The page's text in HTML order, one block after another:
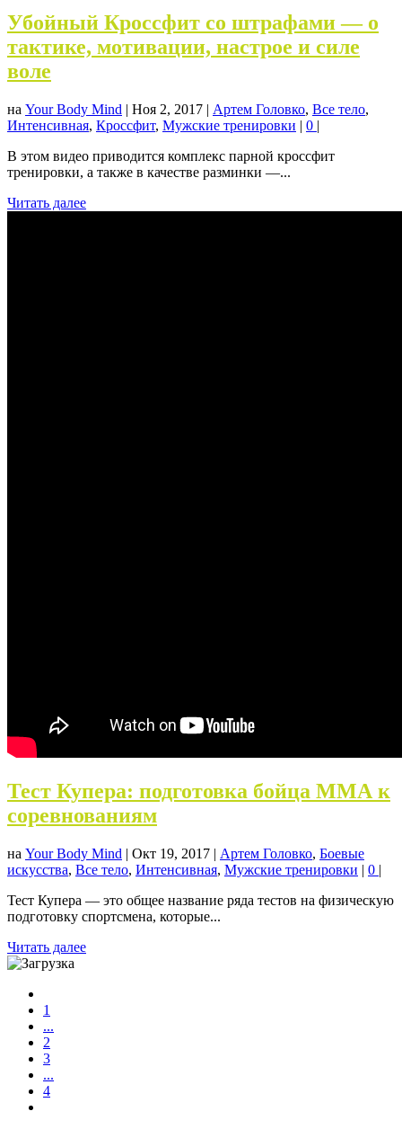
Убойный Кроссфит со штрафами — о
тактике, мотивации, настрое и силе
воле
на Your Body Mind | Ноя 2, 2017 | Артем Головко, Все тело,
Интенсивная, Кроссфит, Мужские тренировки | 0 |
В этом видео приводится комплекс парной кроссфит
тренировки, а также в качестве разминки —...
Читать далее
Тест Купера: подготовка бойца ММА к
соревнованиям
на Your Body Mind | Окт 19, 2017 | Артем Головко, Боевые
искусства, Все тело, Интенсивная, Мужские тренировки | 0 |
Тест Купера — это общее название ряда тестов на физическую
подготовку спортсмена, которые...
Читать далее
1
...
2
3
...
4